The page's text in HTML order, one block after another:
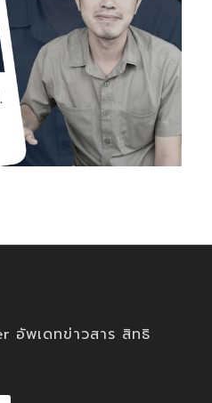
อัพเดทข่าวสาร สิทธิ